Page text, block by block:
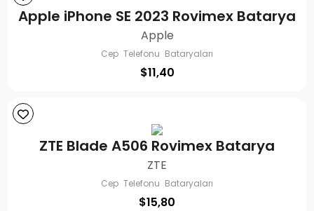
Apple iPhone SE 2023 Rovimex Batarya
Apple
Cep Telefonu Bataryaları
$11,40
ZTE Blade A506 Rovimex Batarya
ZTE
Cep Telefonu Bataryaları
$15,80